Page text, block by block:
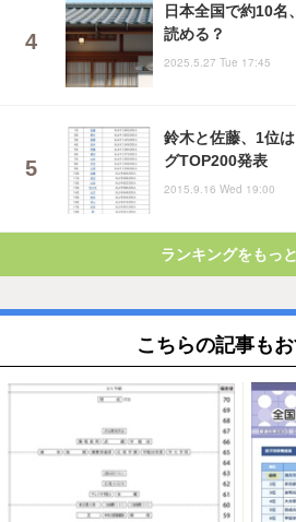
日本全国で約10
読める？
2025.5.27 Tue 17:45
鈴木と佐藤、1位
グTOP200発表
2015.9.16 Wed 19:00
ランキングをもっ
こちらの記事も